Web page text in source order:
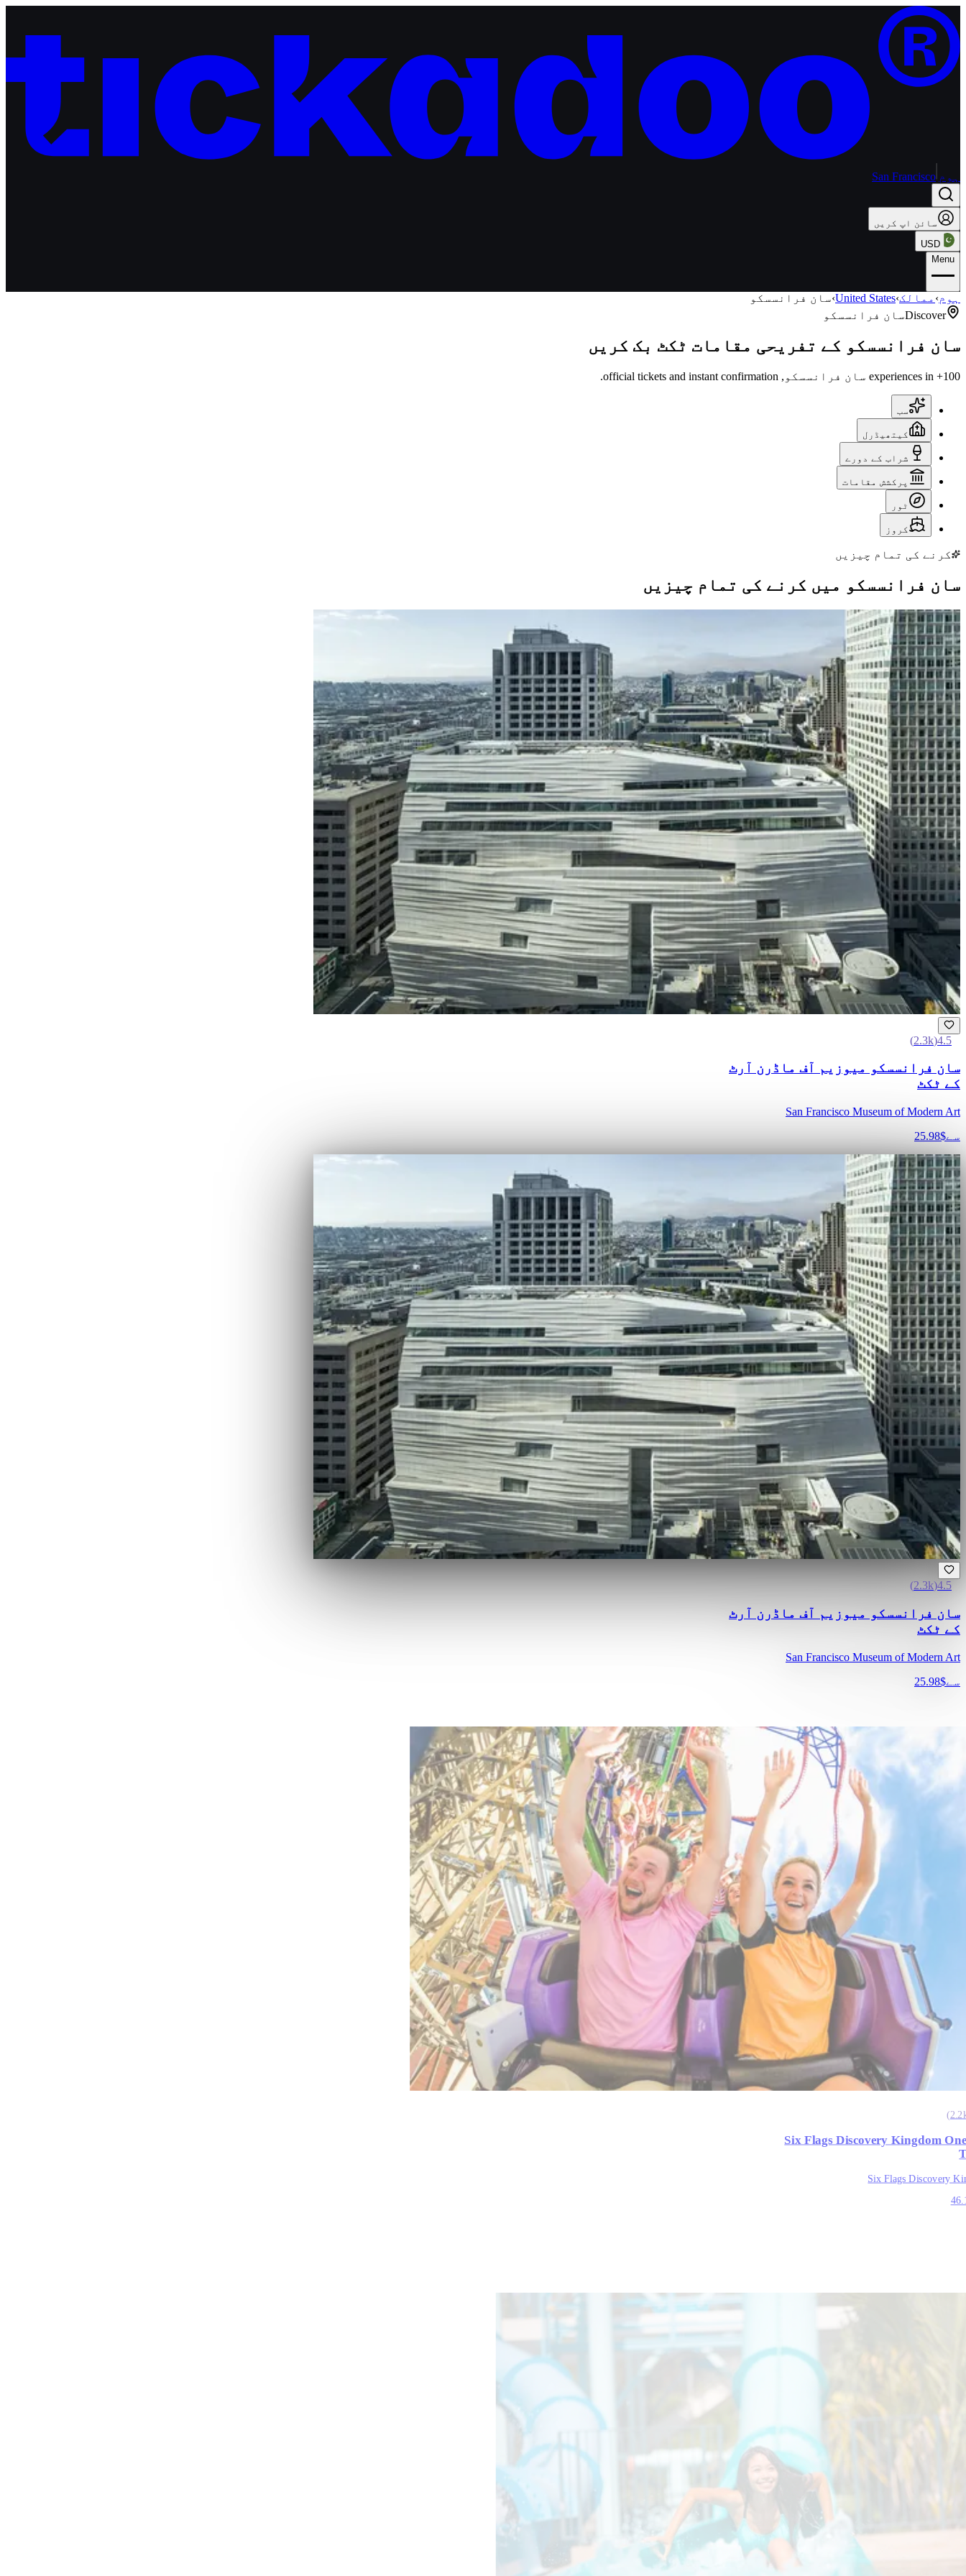
ہوم San Francisco
سائن اپ کریں
USD
Menu
ہوم› ممالک›
United States
›سان فرانسسکو
Discoverسان فرانسسکو
سان فرانسسکو کے تفریحی مقامات ٹکٹ بک کریں
100+ experiences in سان فرانسسکو, official tickets and instant confirmation.
سب
کیتھیڈرل
شراب کے دورے
پرکشش مقامات
ٹور
کروز
کرنے کی تمام چیزیں
سان فرانسسکو میں کرنے کی تمام چیزیں
4.5
(
2.3k
)
سان فرانسسکو میوزیم آف ماڈرن آرٹ
کے ٹکٹ
San Francisco Museum of Modern Art
سے$25.98
4.5
(
2.3k
)
سان فرانسسکو میوزیم آف ماڈرن آرٹ
کے ٹکٹ
San Francisco Museum of Modern Art
سے$25.98
)
Six Flags Discovery Kingdom
Six Flags Discovery